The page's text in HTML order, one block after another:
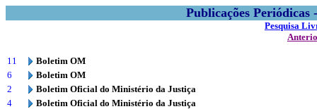
Publicações
Pesquisa
11
Boletim OM
6
Boletim OM
2
Boletim Oficial do Ministério da Justiça
4
Boletim Oficial do Ministério da Justiça